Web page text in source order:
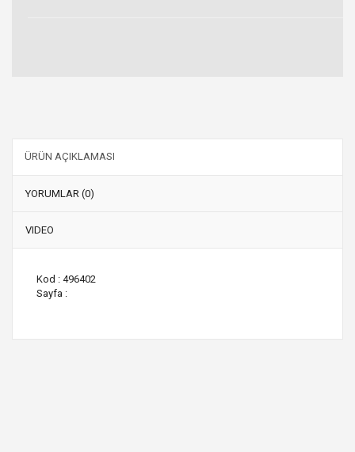
ÜRÜN AÇIKLAMASI
YORUMLAR (0)
VIDEO
Kod : 496402
Sayfa :